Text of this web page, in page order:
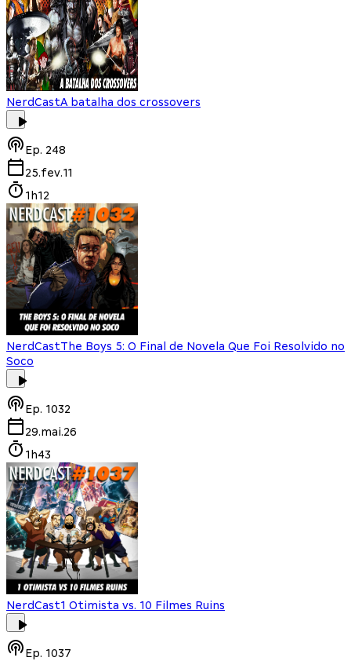
NerdCastA batalha dos crossovers
Ep. 248
25.fev.11
1h12
NerdCastThe Boys 5: O Final de Novela Que Foi Resolvido no
Soco
Ep. 1032
29.mai.26
1h43
NerdCast1 Otimista vs. 10 Filmes Ruins
Ep. 1037